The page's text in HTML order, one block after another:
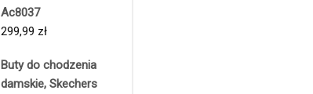
Ac8037
299,99 zł
Buty do chodzenia
damskie, Skechers